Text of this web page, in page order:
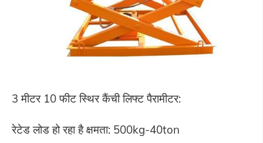
3 मीटर 10 फीट स्थिर कैंची लिफ्ट पैरामीटर:
रेटेड लोड हो रहा है क्षमता: 500kg-40ton